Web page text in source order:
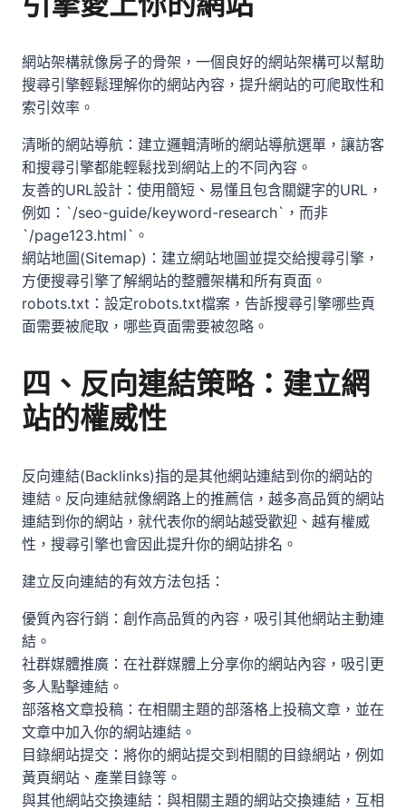
網站架構就像房子的骨架，一個良好的網站架構可以幫助
搜尋引擎輕鬆理解你的網站內容，提升網站的可爬取性和
索引效率。
清晰的網站導航：建立邏輯清晰的網站導航選單，讓訪客
和搜尋引擎都能輕鬆找到網站上的不同內容。
友善的URL設計：使用簡短、易懂且包含關鍵字的URL，
例如：`/seo-guide/keyword-research`，而非
`/page123.html`。
網站地圖(Sitemap)：建立網站地圖並提交給搜尋引擎，
方便搜尋引擎了解網站的整體架構和所有頁面。
robots.txt：設定robots.txt檔案，告訴搜尋引擎哪些頁
面需要被爬取，哪些頁面需要被忽略。
四、反向連結策略：建立網
站的權威性
反向連結(Backlinks)指的是其他網站連結到你的網站的
連結。反向連結就像網路上的推薦信，越多高品質的網站
連結到你的網站，就代表你的網站越受歡迎、越有權威
性，搜尋引擎也會因此提升你的網站排名。
建立反向連結的有效方法包括：
優質內容行銷：創作高品質的內容，吸引其他網站主動連
結。
社群媒體推廣：在社群媒體上分享你的網站內容，吸引更
多人點擊連結。
部落格文章投稿：在相關主題的部落格上投稿文章，並在
文章中加入你的網站連結。
目錄網站提交：將你的網站提交到相關的目錄網站，例如
黃頁網站、產業目錄等。
與其他網站交換連結：與相關主題的網站交換連結，互相